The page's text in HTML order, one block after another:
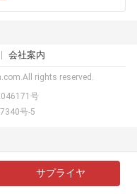
サプライヤ
会社案内
rights reserved.
号
号-5